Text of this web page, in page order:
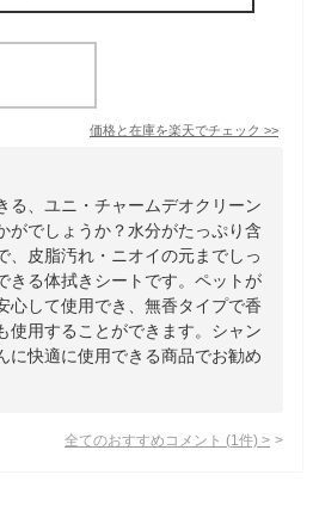
価格と在庫を楽天でチェック >>
る、ユニ・チャームデオクリーン
がでしょうか？水分がたっぷり含
、皮脂汚れ・ニオイの元までしっ
きる体拭きシートです。ペットが
心して使用でき、無香タイプで香
使用することができます。シャン
に快適に使用できる商品でお勧め
全てのおすすめコメント (1 件) >